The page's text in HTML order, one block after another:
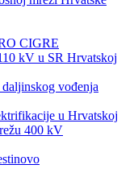
CIGRE
kV u SR Hrvatskoj
vođenja
u Hrvatskoj
400 kV